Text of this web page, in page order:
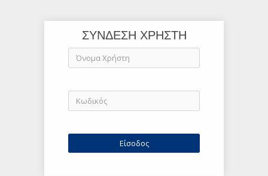
ΣΥΝΔΕΣΗ ΧΡΗΣΤΗ